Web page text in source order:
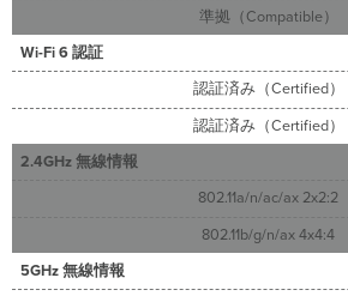
準拠（Compatible）
Wi-Fi 6 認証
認証済み（Certified）
認証済み（Certified）
2.4GHz 無線情報
802.11a/n/ac/ax 2x2:2
802.11b/g/n/ax 4x4:4
5GHz 無線情報